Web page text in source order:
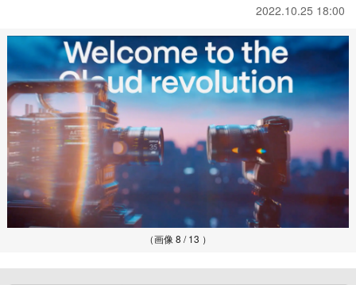
2022.10.25 18:00
（画像 8 / 13 ）